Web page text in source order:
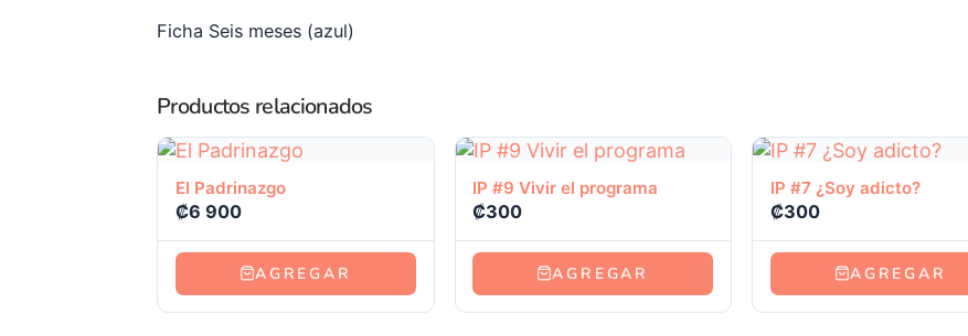
Ficha Seis meses (azul)
Productos relacionados
Ver producto
El Padrinazgo
₡6 900
AGREGAR
Ver producto
IP #9 Vivir el programa
₡300
AGREGAR
Ver producto
IP #7 ¿Soy adicto?
₡300
AGREGAR